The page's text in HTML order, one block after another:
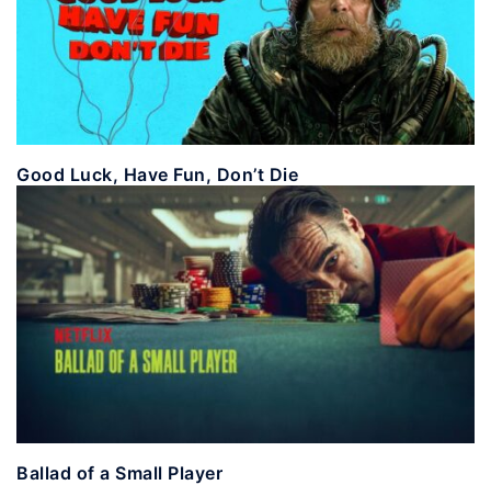
Good Luck, Have Fun, Don’t Die
Ballad of a Small Player